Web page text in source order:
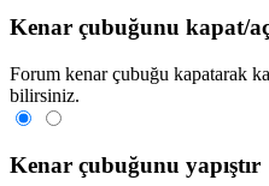
Kenar çubuğunu kapat/
Forum kenar çubuğu kapatarak
bilirsiniz.
Kenar çubuğunu yapıştır